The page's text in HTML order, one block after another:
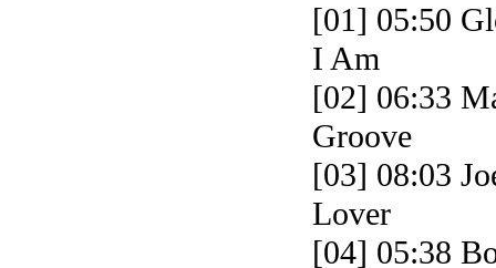
[01] 05:50
I Am
[02] 06:33
Groove
[03] 08:03
Lover
[04] 05:38